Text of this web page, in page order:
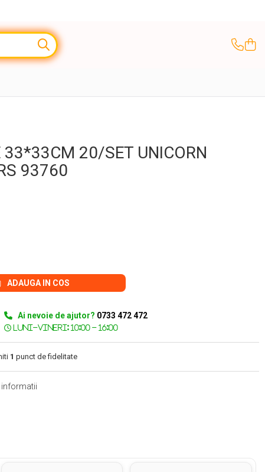
33*33CM 20/SET UNICORN
93760
ADAUGA IN COS
Ai nevoie de ajutor? 0733 472 472
1 punct de fidelitate
informatii